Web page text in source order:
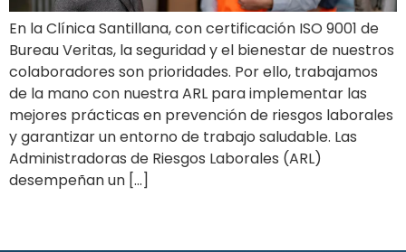
En la Clínica Santillana, con certificación ISO 9001 de
Bureau Veritas, la seguridad y el bienestar de nuestros
colaboradores son prioridades. Por ello, trabajamos
de la mano con nuestra ARL para implementar las
mejores prácticas en prevención de riesgos laborales
y garantizar un entorno de trabajo saludable. Las
Administradoras de Riesgos Laborales (ARL)
desempeñan un […]